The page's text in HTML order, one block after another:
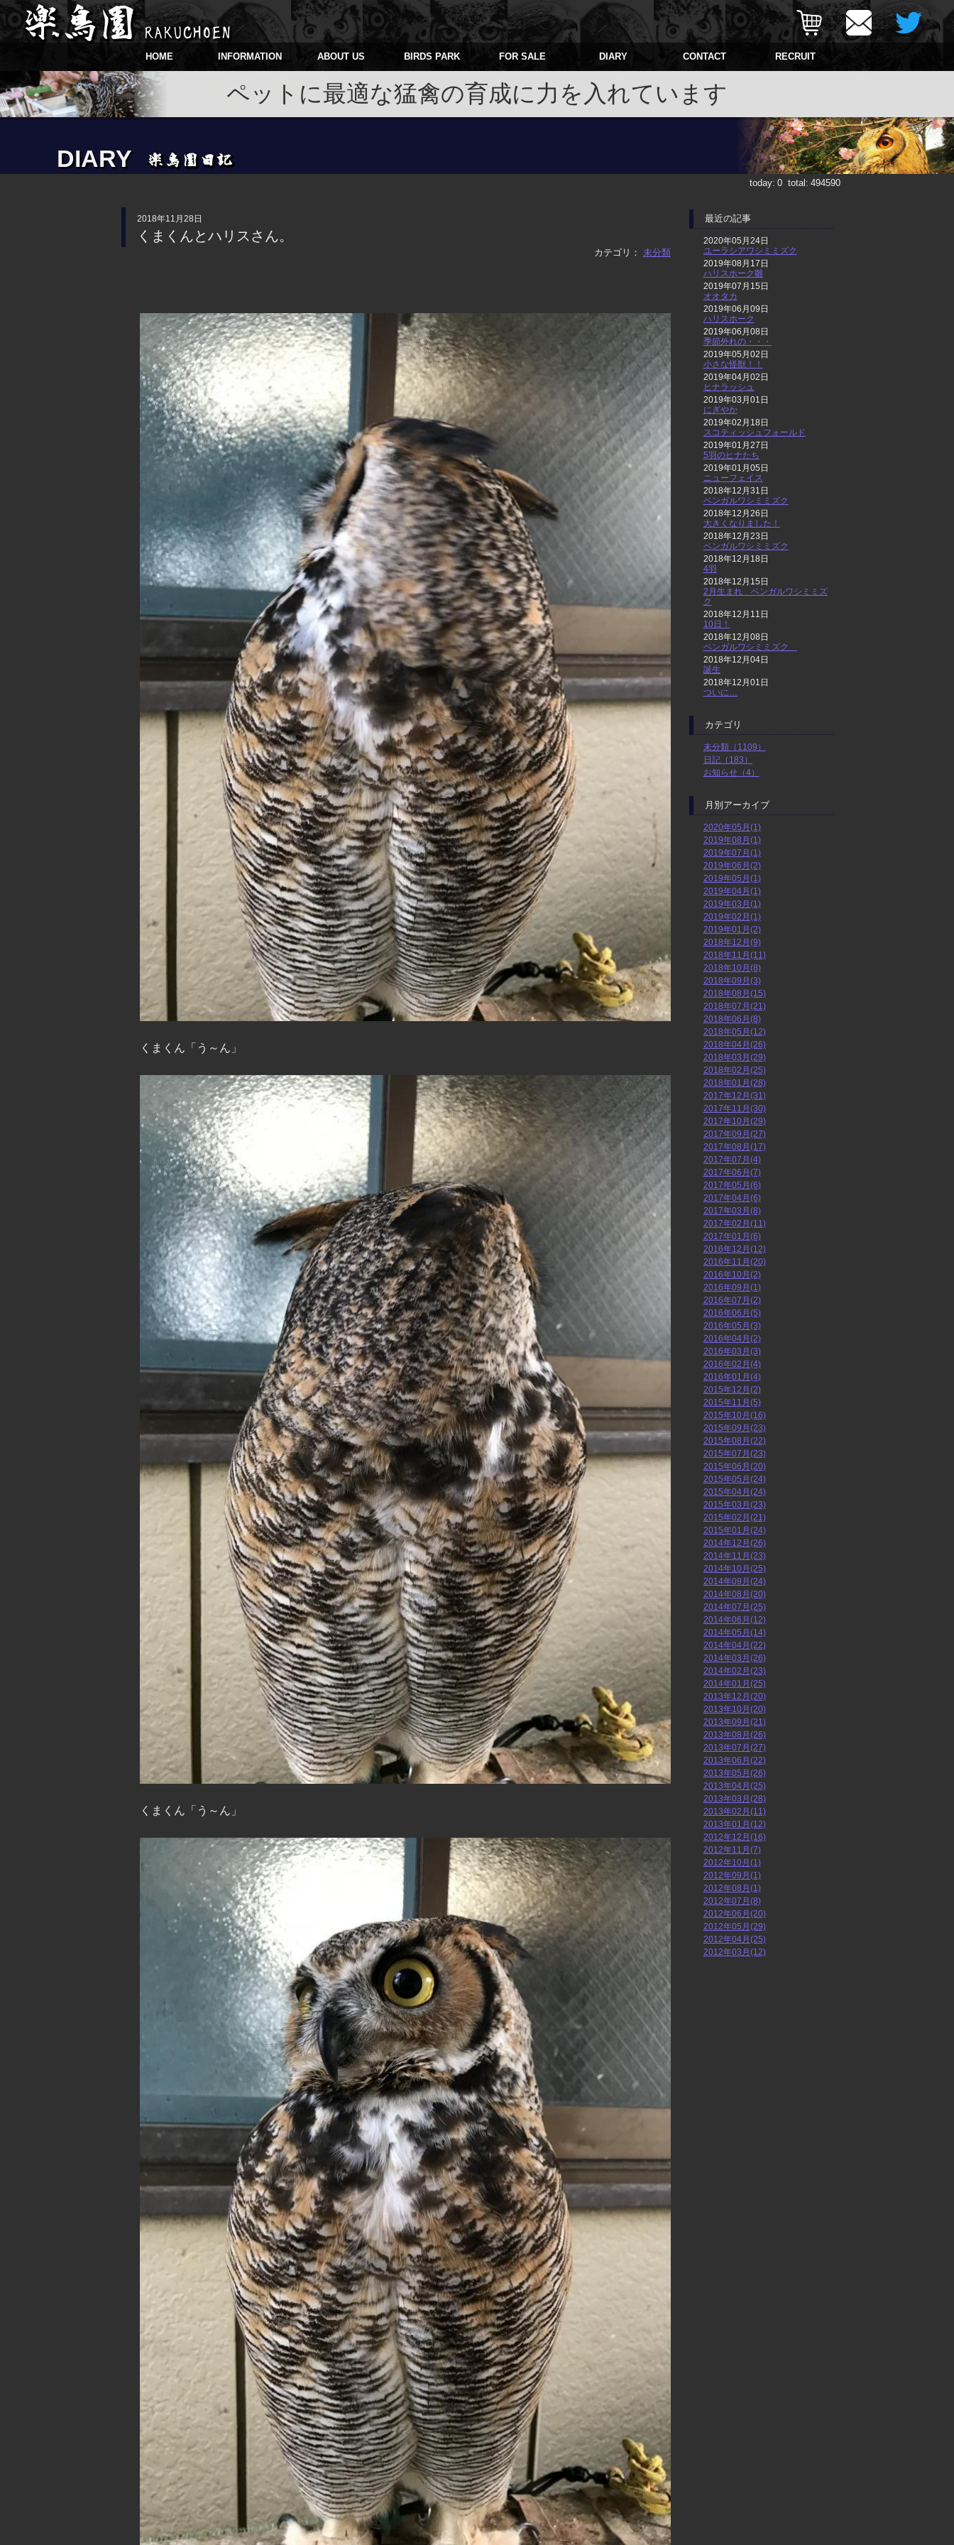
HOME INFORMATION ABOUT US BIRDS PARK FOR SALE DIARY CONTACT RECRUIT
ペットに最適な猛禽の育成に力を入れています
DIARY
today: 0 total: 494590
2018年11月28日
くまくんとハリスさん。
カテゴリ： 未分類
くまくん「う～ん」
くまくん「う～ん」
最近の記事
2020年05月24日
ユーラシアワシミミズク
2019年08月17日
ハリスホーク雛
2019年07月15日
オオタカ
2019年06月09日
ハリスホーク
2019年06月08日
季節外れの・・・
2019年05月02日
小さな怪獣！！
2019年04月02日
ヒナラッシュ
2019年03月01日
にぎやか
2019年02月18日
スコティッシュフォールド
2019年01月27日
5羽のヒナたち
2019年01月05日
ニューフェイス
2018年12月31日
ベンガルワシミミズク
2018年12月26日
大きくなりました！
2018年12月23日
ベンガルワシミミズク
2018年12月18日
4羽
2018年12月15日
2月生まれ ベンガルワシミミズ
ク
2018年12月11日
10日！
2018年12月08日
ベンガルワシミミズク
2018年12月04日
誕生
2018年12月01日
ついに…
カテゴリ
未分類（1109）
日記（183）
お知らせ（4）
月別アーカイブ
2020年05月(1)
2019年08月(1)
2019年07月(1)
2019年06月(2)
2019年05月(1)
2019年04月(1)
2019年03月(1)
2019年02月(1)
2019年01月(2)
2018年12月(9)
2018年11月(11)
2018年10月(8)
2018年09月(3)
2018年08月(15)
2018年07月(21)
2018年06月(8)
2018年05月(12)
2018年04月(26)
2018年03月(29)
2018年02月(25)
2018年01月(28)
2017年12月(31)
2017年11月(30)
2017年10月(29)
2017年09月(27)
2017年08月(17)
2017年07月(4)
2017年06月(7)
2017年05月(6)
2017年04月(6)
2017年03月(8)
2017年02月(11)
2017年01月(6)
2016年12月(12)
2016年11月(20)
2016年10月(2)
2016年09月(1)
2016年07月(2)
2016年06月(5)
2016年05月(3)
2016年04月(2)
2016年03月(3)
2016年02月(4)
2016年01月(4)
2015年12月(2)
2015年11月(5)
2015年10月(16)
2015年09月(23)
2015年08月(22)
2015年07月(23)
2015年06月(20)
2015年05月(24)
2015年04月(24)
2015年03月(23)
2015年02月(21)
2015年01月(24)
2014年12月(26)
2014年11月(23)
2014年10月(25)
2014年09月(24)
2014年08月(20)
2014年07月(25)
2014年06月(12)
2014年05月(14)
2014年04月(22)
2014年03月(26)
2014年02月(23)
2014年01月(25)
2013年12月(20)
2013年10月(20)
2013年09月(21)
2013年08月(26)
2013年07月(27)
2013年06月(22)
2013年05月(26)
2013年04月(25)
2013年03月(28)
2013年02月(11)
2013年01月(12)
2012年12月(16)
2012年11月(7)
2012年10月(1)
2012年09月(1)
2012年08月(1)
2012年07月(8)
2012年06月(20)
2012年05月(29)
2012年04月(25)
2012年03月(12)